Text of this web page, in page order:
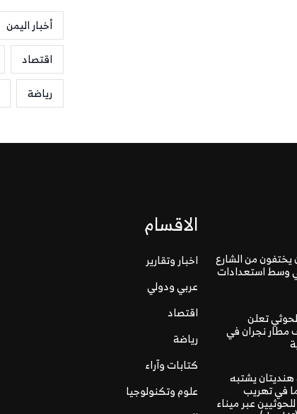
أخبار اليمن
اقتصاد
رياضة
يختفون من الشارع
وسط استعدادات
تعلن
مطار نجران في
يشتبه
في تهريب
عبر ميناء
الاقسام
اخبار وتقارير
عربي ودولي
اقتصاد
رياضة
كتابات وآراء
علوم وتكنولوجيا